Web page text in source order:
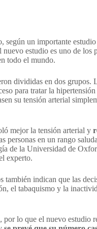
un importante
estudio es uno de los
todo el mundo.
divididas en dos grupos.
para tratar la
su tensión arterial
mejor la tensión arterial y
en un rango
de la Universidad de
experto.
indican que las
el tabaquismo y la
lo que el nuevo estudio